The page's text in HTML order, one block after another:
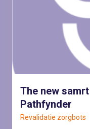
The new
Pathfynder
Revalidatie zorgbots